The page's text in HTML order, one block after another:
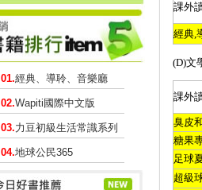
01.經典、導聆、音樂廳
02.Wapiti國際中文版
03.力豆初級生活常識系列
04.地球公民365
課外
經典,
(D)文
課外
臭皮
糖果
足球
超級